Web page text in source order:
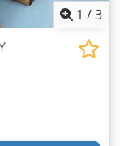
1 /3